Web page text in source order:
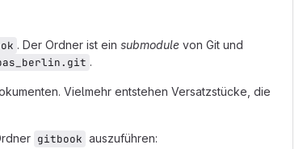
. Der Ordner ist ein submodule von Git und
.
Vielmehr entstehen Versatzstücke, die
gitbook auszuführen: